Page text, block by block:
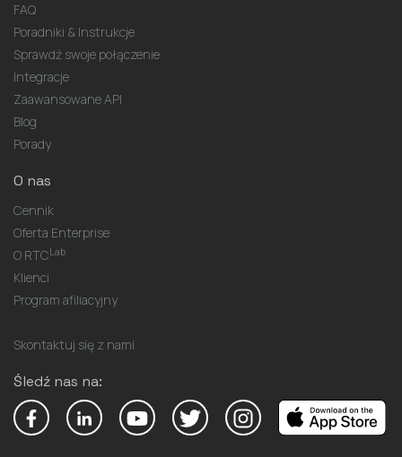
FAQ
Poradniki & Instrukcje
Sprawdź swoje połączenie
Integracje
Zaawansowane API
Blog
Porady
O nas
Cennik
Oferta Enterprise
O RTCLab
Klienci
Program afiliacyjny
Skontaktuj się z nami
Śledź nas na: